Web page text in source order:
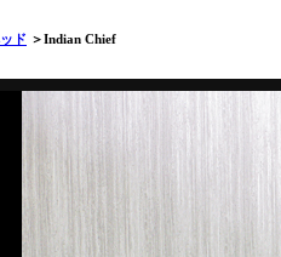
ド ＞Indian Chief